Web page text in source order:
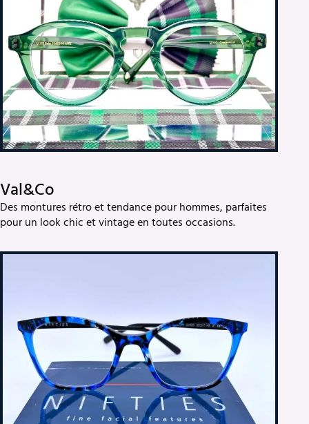
Val&Co
Des montures rétro et tendance pour hommes, parfaites
pour un look chic et vintage en toutes occasions.